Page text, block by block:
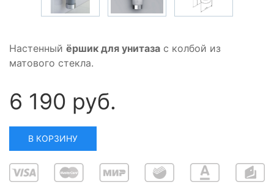
Настенный ёршик для унитаза с колбой из
матового стекла.
6 190 руб.
В КОРЗИНУ